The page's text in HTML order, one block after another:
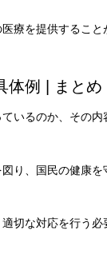
療を提供すること
体例 | まとめ
いるのか、その
り、国民の健康
切な対応を行う必